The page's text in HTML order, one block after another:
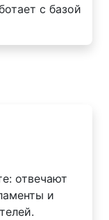
с базой
отвечают
и